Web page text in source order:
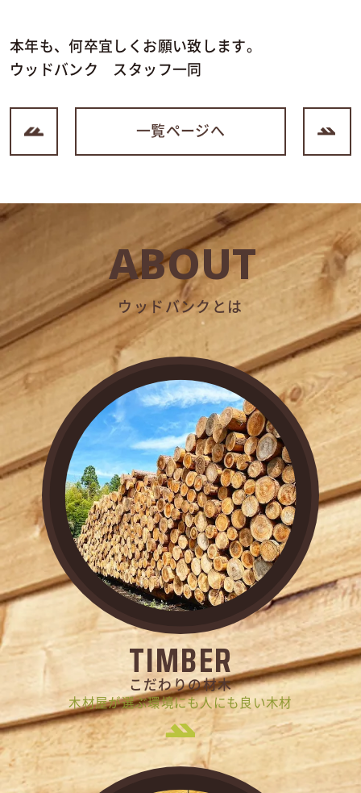
本年も、何卒宜しくお願い致します。
ウッドバンク スタッフ一同
一覧ページへ
ABOUT
ウッドバンクとは
TIMBER
こだわりの材木
木材屋が選ぶ環境にも人にも良い木材